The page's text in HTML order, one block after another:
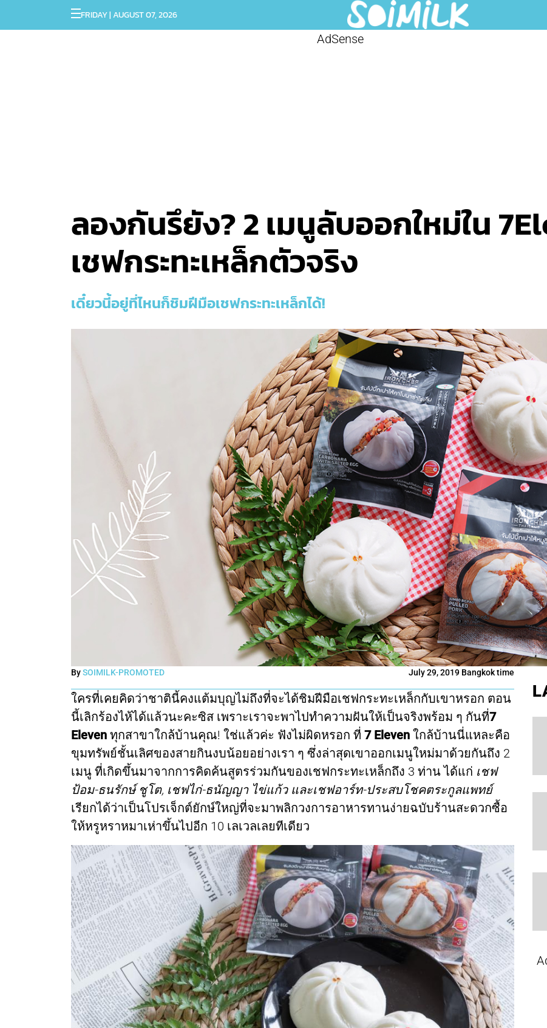
FRIDAY | AUGUST 07, 2026
AdSense
ลองกันรึยัง? 2 เมนูลับออกใหม่ใน
เชฟกระทะเหล็กตัวจริง
เดี๋ยวนี้อยู่ที่ไหนก็ชิมฝีมือเชฟกระทะเหล็กได้!
BySOIMILK-PROMOTED July 29, 2019 Bangkok time
ใครที่เคยคิดว่าชาตินี้คงแต้มบุญไม่ถึงที่จะได้ชิมฝีมือเชฟกระทะเหล็กกับเขาหรอก ตอน
นี้เลิกร้องไห้ได้แล้วนะคะซิส เพราะเราจะพาไปทำความฝันให้เป็นจริงพร้อม ๆ กันที่7
Eleven ทุกสาขาใกล้บ้านคุณ! ใช่แล้วค่ะ ฟังไม่ผิดหรอก ที่ 7 Eleven ใกล้บ้านนี่แหละคือ
ขุมทรัพย์ชั้นเลิศของสายกินงบน้อยอย่างเรา ๆ ซึ่งล่าสุดเขาออกเมนูใหม่มาด้วยกันถึง 2
เมนู ที่เกิดขึ้นมาจากการคิดค้นสูตรร่วมกันของเชฟกระทะเหล็กถึง 3 ท่าน ได้แก่ เชฟ
ป้อม-ธนรักษ์ ชูโต, เชฟไก่-ธนัญญา ไข่แก้ว และเชฟอาร์ท-ประสบโชคตระกูลแพทย์
เรียกได้ว่าเป็นโปรเจ็กต์ยักษ์ใหญ่ที่จะมาพลิกวงการอาหารทานง่ายฉบับร้านสะดวกซื้อ
ให้หรูหราหมาเห่าขึ้นไปอีก 10 เลเวลเลยทีเดียว